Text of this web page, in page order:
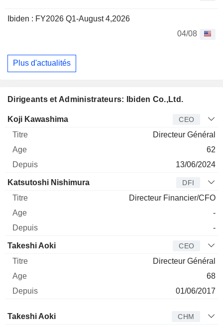
Ibiden : FY2026 Q1-August 4,2026
04/08
Plus d'actualités
Dirigeants et Administrateurs: Ibiden Co.,Ltd.
Dirigeant Titre Age
Koji Kawashima CEO
Directeur Général
62
13/06/2024
Katsutoshi Nishimura DFI
Directeur Financier/CFO
-
-
Takeshi Aoki CEO
Directeur Général
68
01/06/2017
Administrateur
Takeshi Aoki CHM